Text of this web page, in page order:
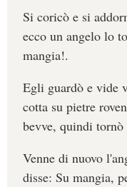
Si coricò e si
ecco un angelo lo
mangia!.
Egli guardò e vide
cotta su pietre
bevve, quindi tornò
Venne di nuovo
disse: Su mangia,